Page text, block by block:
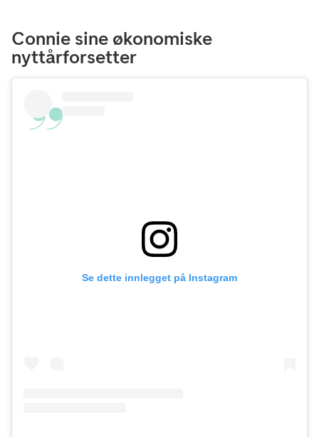
Connie sine økonomiske
nyttårforsetter
Se dette innlegget på Instagram